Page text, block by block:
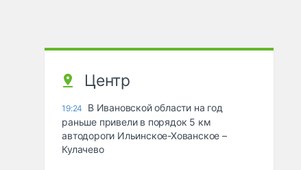
Центр
19:24
В Ивановской области на год
раньше привели в порядок 5 км
автодороги Ильинское-Хованское –
Кулачево